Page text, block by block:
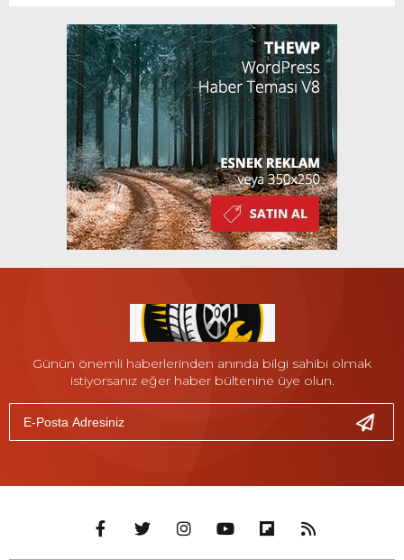
Günün önemli haberlerinden anında bilgi sahibi olmak
istiyorsanız eğer haber bültenine üye olun.